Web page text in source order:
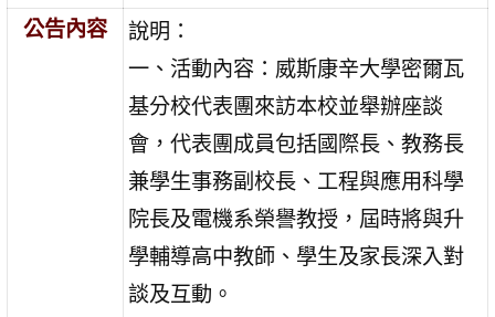
公告內容
說明：
一、活動內容：威斯康辛大學密爾瓦
基分校代表團來訪本校並舉辦座談
會，代表團成員包括國際長、教務長
兼學生事務副校長、工程與應用科學
院長及電機系榮譽教授，屆時將與升
學輔導高中教師、學生及家長深入對
談及互動。